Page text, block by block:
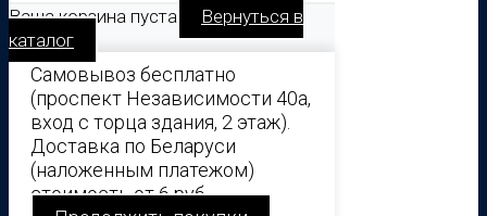
Ваша корзина пуста
Вернуться в
каталог
Самовывоз бесплатно
(проспект Независимости 40а,
вход с торца здания, 2 этаж).
Доставка по Беларуси
(наложенным платежом)
стоимость от 6 руб.